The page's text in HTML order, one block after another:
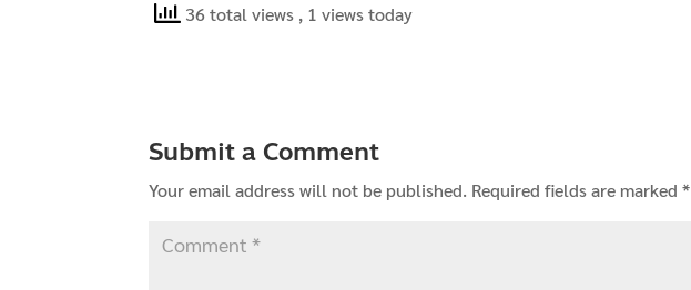
36 total views , 1 views today
Submit a Comment
Your email address will not be published. Required fields are marked*